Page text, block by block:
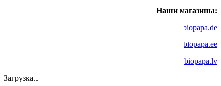
Наши магазины:
biopapa.de
biopapa.ee
biopapa.lv
Загрузка...